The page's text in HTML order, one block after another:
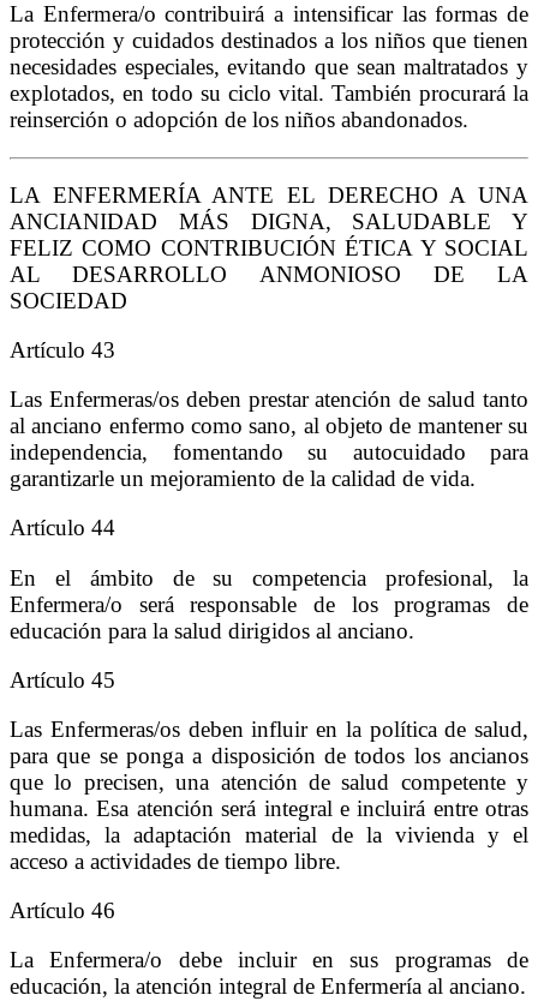
La Enfermera/o contribuirá a intensificar las formas de
protección y cuidados destinados a los niños que tienen
necesidades especiales, evitando que sean maltratados y
explotados, en todo su ciclo vital. También procurará la
reinserción o adopción de los niños abandonados.
LA ENFERMERÍA ANTE EL DERECHO A UNA
ANCIANIDAD MÁS DIGNA, SALUDABLE Y
FELIZ COMO CONTRIBUCIÓN ÉTICA Y SOCIAL
AL DESARROLLO ANMONIOSO DE LA
SOCIEDAD
Artículo 43
Las Enfermeras/os deben prestar atención de salud tanto
al anciano enfermo como sano, al objeto de mantener su
independencia, fomentando su autocuidado para
garantizarle un mejoramiento de la calidad de vida.
Artículo 44
En el ámbito de su competencia profesional, la
Enfermera/o será responsable de los programas de
educación para la salud dirigidos al anciano.
Artículo 45
Las Enfermeras/os deben influir en la política de salud,
para que se ponga a disposición de todos los ancianos
que lo precisen, una atención de salud competente y
humana. Esa atención será integral e incluirá entre otras
medidas, la adaptación material de la vivienda y el
acceso a actividades de tiempo libre.
Artículo 46
La Enfermera/o debe incluir en sus programas de
educación, la atención integral de Enfermería al anciano.